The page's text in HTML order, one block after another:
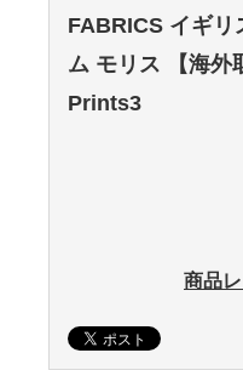
FABRICS イギリ
ム モリス 【海
Prints3
商品